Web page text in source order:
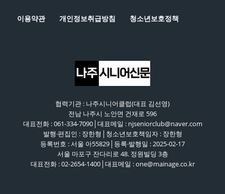
이용약관 개인정보취급방침 청소년보호정책
협력기관 : 나주시니어클럽(대표 김선영)
전남 나주시 노안면 건재로 596
대표전화 : 061-334-7090│대표메일 : njseniorclub@naver.com
발행·편집인 : 장한형│청소년보호책임자 : 장한형
등록번호 : 서울 아55829│등록·발행일 : 2025-02-17
서울 마포구 잔다리로 48. 정원빌딩 3층
대표전화 : 02-2654-1400│대표메일 : one@mainage.co.kr